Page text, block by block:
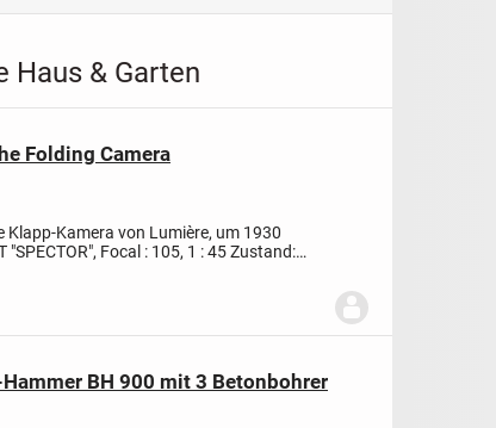
Haus & Garten
Folding Camera
Klapp-Kamera von Lumière, um 1930
Focal : 105, 1 : 45Zustand:
Objekt. Funktion...
BH 900 mit 3 Betonbohrer